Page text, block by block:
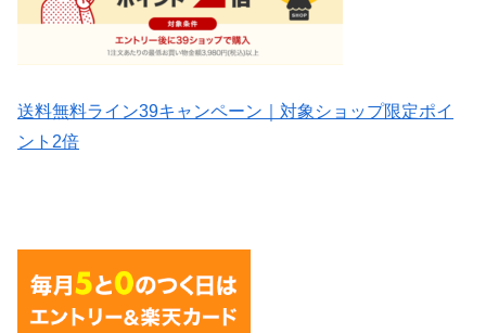
送料無料ライン39キャンペーン｜対象ショップ限定ポイ
ント2倍